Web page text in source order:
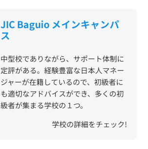
JIC Baguio メインキャンパ
ス
中型校でありながら、サポート体制に
定評がある。経験豊富な日本人マネー
ジャーが在籍しているので、初級者に
も適切なアドバイスができ、多くの初
級者が集まる学校の１つ。
学校の詳細をチェック!